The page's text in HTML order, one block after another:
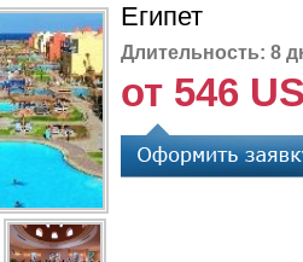
Египет
Длительность: 8
от 546